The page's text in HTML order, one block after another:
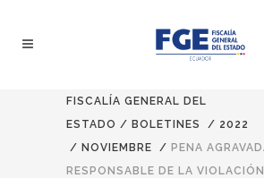
FISCALÍA GENERAL DEL
ESTADO / BOLETINES / 2022
/ NOVIEMBRE / PENA
RESPONSABLE DE LA